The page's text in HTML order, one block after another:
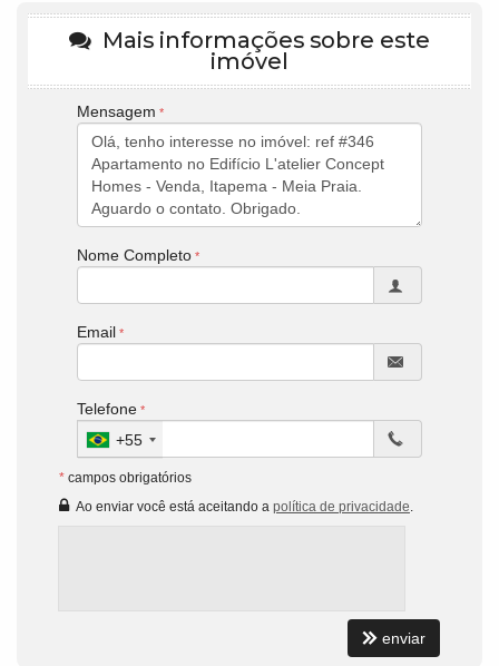
Mais informações sobre este
imóvel
Mensagem
Nome Completo
Email
Telefone
+55
* campos obrigatórios
Ao enviar você está aceitando a política de privacidade.
enviar